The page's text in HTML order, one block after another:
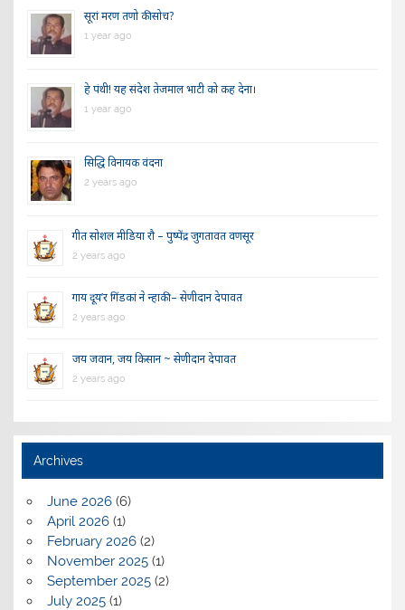
सूरां मरण तणो की सोच?
1 year ago
हे पंथी! यह संदेश तेजमाल भाटी को कह देना।
1 year ago
सिद्धि विनायक वंदना
2 years ago
गीत सोशल मीडिया रौ – पुष्पेंद्र जुगतावत वणसूर
2 years ago
गाय दूय’र गिंडकां ने न्हाकी – सेणीदान देपावत
2 years ago
जय जवान, जय किसान ~ सेणीदान देपावत
2 years ago
Archives
June 2026(6)
April 2026(1)
February 2026(2)
November 2025(1)
September 2025(2)
July 2025(1)